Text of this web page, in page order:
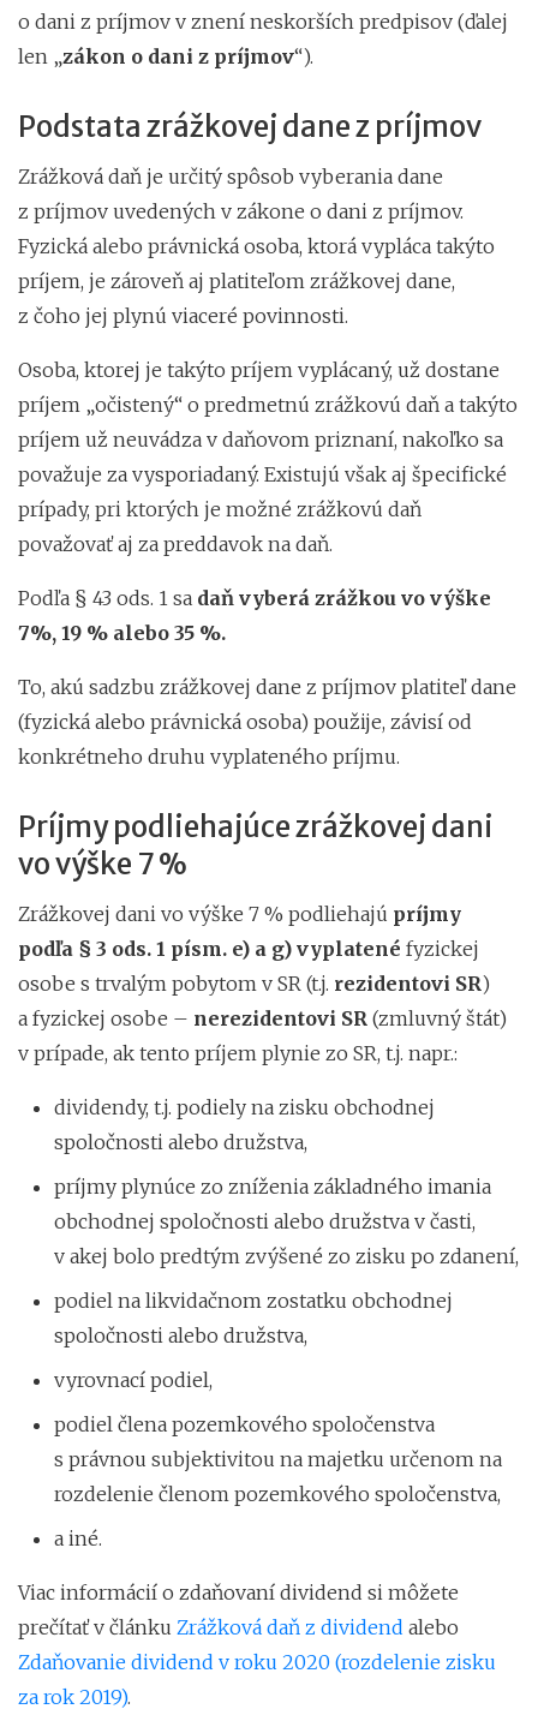
o dani z príjmov v znení neskorších predpisov (ďalej
len „zákon o dani z príjmov“).
Podstata zrážkovej dane z príjmov
Zrážková daň je určitý spôsob vyberania dane
z príjmov uvedených v zákone o dani z príjmov.
Fyzická alebo právnická osoba, ktorá vypláca takýto
príjem, je zároveň aj platiteľom zrážkovej dane,
z čoho jej plynú viaceré povinnosti.
Osoba, ktorej je takýto príjem vyplácaný, už dostane
príjem „očistený“ o predmetnú zrážkovú daň a takýto
príjem už neuvádza v daňovom priznaní, nakoľko sa
považuje za vysporiadaný. Existujú však aj špecifické
prípady, pri ktorých je možné zrážkovú daň
považovať aj za preddavok na daň.
Podľa § 43 ods. 1 sa daň vyberá zrážkou vo výške
7%, 19 % alebo 35 %.
To, akú sadzbu zrážkovej dane z príjmov platiteľ dane
(fyzická alebo právnická osoba) použije, závisí od
konkrétneho druhu vyplateného príjmu.
Príjmy podliehajúce zrážkovej dani
vo výške 7 %
Zrážkovej dani vo výške 7 % podliehajú príjmy
podľa § 3 ods. 1 písm. e) a g) vyplatené fyzickej
osobe s trvalým pobytom v SR (t.j. rezidentovi SR)
a fyzickej osobe – nerezidentovi SR (zmluvný štát)
v prípade, ak tento príjem plynie zo SR, t.j. napr.:
dividendy, t.j. podiely na zisku obchodnej
spoločnosti alebo družstva,
príjmy plynúce zo zníženia základného imania
obchodnej spoločnosti alebo družstva v časti,
v akej bolo predtým zvýšené zo zisku po zdanení,
podiel na likvidačnom zostatku obchodnej
spoločnosti alebo družstva,
vyrovnací podiel,
podiel člena pozemkového spoločenstva
s právnou subjektivitou na majetku určenom na
rozdelenie členom pozemkového spoločenstva,
a iné.
Viac informácií o zdaňovaní dividend si môžete
prečítať v článku Zrážková daň z dividend alebo
Zdaňovanie dividend v roku 2020 (rozdelenie zisku
za rok 2019).